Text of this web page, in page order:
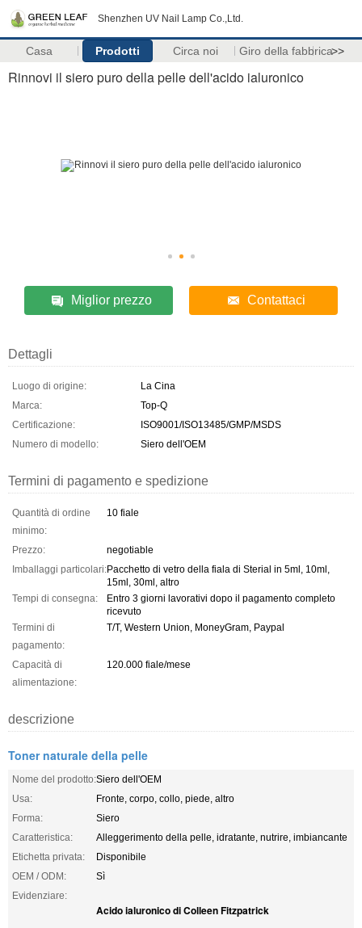
Shenzhen UV Nail Lamp Co.,Ltd.
Casa Prodotti Circa noi Giro della fabbrica>>
Rinnovi il siero puro della pelle dell'acido ialuronico
Miglior prezzo Contattaci
Dettagli
Luogo di origine:
La Cina
Marca:
Top-Q
Certificazione:
ISO9001/ISO13485/GMP/MSDS
Numero di modello:
Siero dell'OEM
Termini di pagamento e spedizione
Quantità di ordine
minimo:
10 fiale
Prezzo:
negotiable
Imballaggi particolari:Pacchetto di vetro della fiala di Sterial in 5ml, 10ml,
15ml, 30ml, altro
Tempi di consegna:
Entro 3 giorni lavorativi dopo il pagamento completo
ricevuto
Termini di
pagamento:
T/T, Western Union, MoneyGram, Paypal
Capacità di
alimentazione:
120.000 fiale/mese
descrizione
Toner naturale della pelle
Nome del prodotto:Siero dell'OEM
Usa:
Fronte, corpo, collo, piede, altro
Forma:
Siero
Caratteristica:
Alleggerimento della pelle, idratante, nutrire, imbiancante
Etichetta privata:
Disponibile
OEM / ODM:
Sì
Evidenziare:
Acido ialuronico di Colleen Fitzpatrick